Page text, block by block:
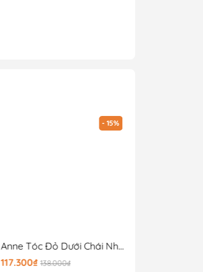
- 15%
Anne Tóc Đỏ Dưới Chái Nhà Xanh (Tái Bản 2024)
117.300₫ 138.000₫